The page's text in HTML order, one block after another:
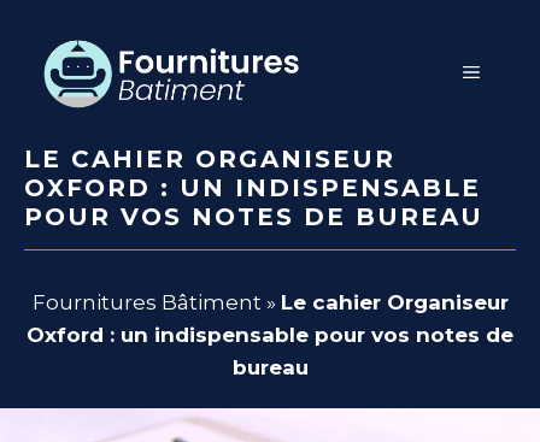
contenu
MENU
LE CAHIER ORGANISEUR
OXFORD : UN INDISPENSABLE
POUR VOS NOTES DE BUREAU
Fournitures Bâtiment» Le cahier Organiseur
Oxford : un indispensable pour vos notes de
bureau